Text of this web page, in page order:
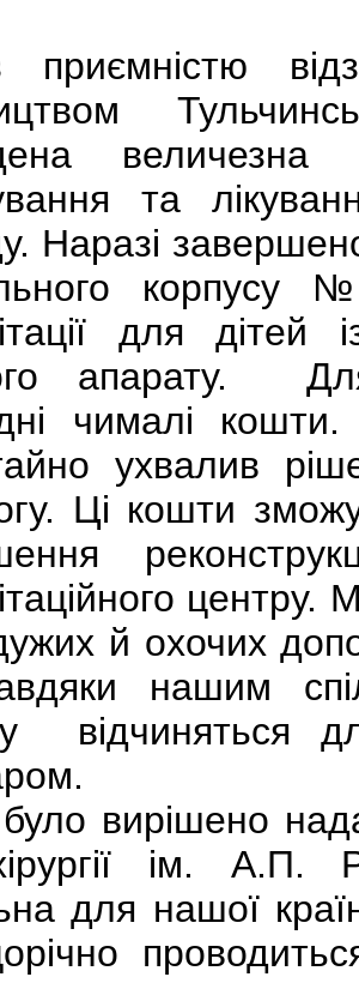
та
Наразі
корпусу
для
апарату.
чималі
ухвалив
Ці кошти
й охочих
нашим
відчиняться
вирішено
ім.
для нашої